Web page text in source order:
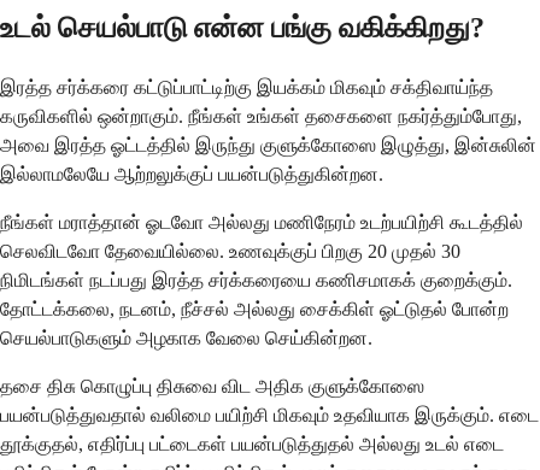
உடல் செயல்பாடு என்ன பங்கு வகிக்கிறது?
இரத்த சர்க்கரை கட்டுப்பாட்டிற்கு இயக்கம் மிகவும் சக்திவாய்ந்த
கருவிகளில் ஒன்றாகும். நீங்கள் உங்கள் தசைகளை நகர்த்தும்போது, ​​
அவை இரத்த ஓட்டத்தில் இருந்து குளுக்கோஸை இழுத்து, இன்சுலின்
இல்லாமலேயே ஆற்றலுக்குப் பயன்படுத்துகின்றன.
நீங்கள் மராத்தான் ஓடவோ அல்லது மணிநேரம் உடற்பயிற்சி கூடத்தில்
செலவிடவோ தேவையில்லை. உணவுக்குப் பிறகு 20 முதல் 30
நிமிடங்கள் நடப்பது இரத்த சர்க்கரையை கணிசமாகக் குறைக்கும்.
தோட்டக்கலை, நடனம், நீச்சல் அல்லது சைக்கிள் ஓட்டுதல் போன்ற
செயல்பாடுகளும் அழகாக வேலை செய்கின்றன.
தசை திசு கொழுப்பு திசுவை விட அதிக குளுக்கோஸை
பயன்படுத்துவதால் வலிமை பயிற்சி மிகவும் உதவியாக இருக்கும். எடை
தூக்குதல், எதிர்ப்பு பட்டைகள் பயன்படுத்துதல் அல்லது உடல் எடை